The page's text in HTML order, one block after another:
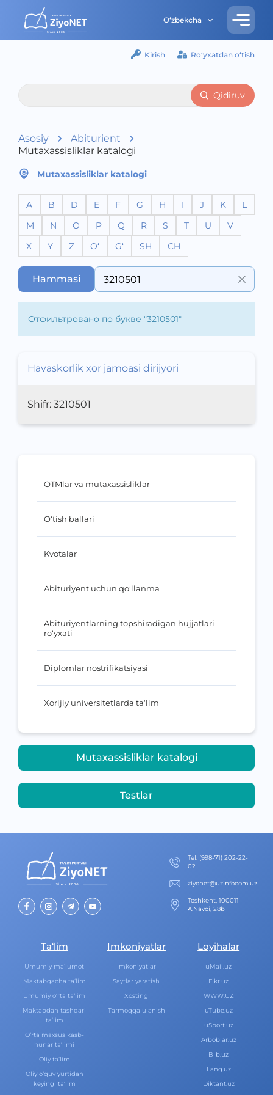
O‘zbekcha
Kirish Ro‘yxatdan o‘tish
Qidiruv
Asosiy
Abiturient
Mutaxassisliklar katalogi
OTMlar va mutaxassisliklar
O‘tish ballari
Kvotalar
Abituriyent uchun qo‘llanma
Abituriyentlarning topshiradigan hujjatlari
ro‘yxati
Diplomlar nostrifikatsiyasi
Xorijiy universitetlarda ta‘lim
Mutaxassisliklar katalogi
Testlar
Mutaxassisliklar katalogi
A B D E F G H I J K
L
M
N O P Q R S T U
V
X
Y Z O‘ G‘ SH CH
Hammasi
Отфильтровано по букве "3210501"
Havaskorlik xor jamoasi dirijyori
Shifr: 3210501
Теl: (998-71) 202-22-
02
ziyonet@uzinfocom.uz
Toshkent, 100011
A.Navoi, 28b
Ta‘lim
Umumiy ma‘lumot
Maktabgacha ta‘lim
Umumiy o‘rta ta‘lim
Maktabdan tashqari
ta‘lim
O‘rta maxsus kasb-
hunar ta‘limi
Oliy ta‘lim
Oliy o‘quv yurtidan
keyingi ta‘lim
Imkoniyatlar
Imkoniyatlar
Saytlar yaratish
Xosting
Tarmoqqa ulanish
Loyihalar
uMail.uz
Fikr.uz
WWW.UZ
uTube.uz
uSport.uz
Arboblar.uz
B-b.uz
Lang.uz
Diktant.uz